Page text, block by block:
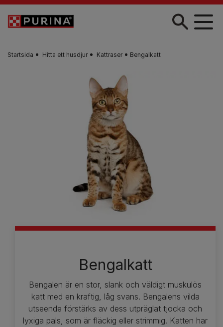
Skip to main content
Startsida Hitta ett husdjur​ Kattraser Bengalkatt
Bengalkatt
Bengalen är en stor, slank och väldigt muskulös
katt med en kraftig, låg svans. Bengalens vilda
utseende förstärks av dess utpräglat tjocka och
lyxiga päls, som är fläckig eller strimmig. Katten har